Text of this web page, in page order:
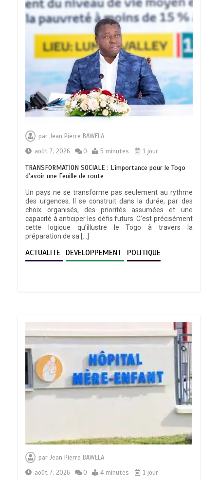
parJean Pierre BAWELA
août 7, 2026
0 5 minutes 1 jour
TRANSFORMATION SOCIALE : L’importance pour le Togo
d’avoir une Feuille de route
Un pays ne se transforme pas seulement au rythme
des urgences. Il se construit dans la durée, par des
choix organisés, des priorités assumées et une
capacité à anticiper les défis futurs. C’est précisément
cette logique qu’illustre le Togo à travers la
préparation de sa […]
ACTUALITE DEVELOPPEMENT POLITIQUE
parJean Pierre BAWELA
août 7, 2026
0 4 minutes 1 jour